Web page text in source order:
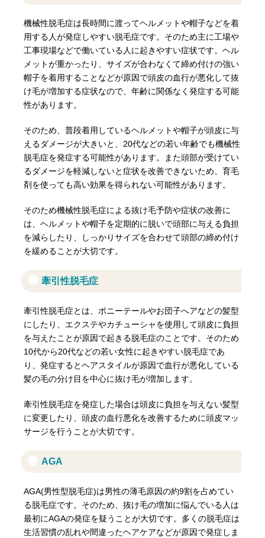
機械性脱毛症は長時間に渡ってヘルメットや帽子などを着
用する人が発症しやすい脱毛症です。そのため主に工場や
工事現場などで働いている人に起きやすい症状です。ヘル
メットが重かったり、サイズが合わなくて締め付けの強い
帽子を着用することなどが原因で頭皮の血行が悪化して抜
け毛が増加する症状なので、年齢に関係なく発症する可能
性があります。
そのため、普段着用しているヘルメットや帽子が頭皮に与
えるダメージが大きいと、20代などの若い年齢でも機械性
脱毛症を発症する可能性があります。また頭部が受けてい
るダメージを軽減しないと症状を改善できないため、育毛
剤を使っても高い効果を得られない可能性があります。
そのため機械性脱毛症による抜け毛予防や症状の改善に
は、ヘルメットや帽子を定期的に脱いで頭部に与える負担
を減らしたり、しっかりサイズを合わせて頭部の締め付け
を緩めることが大切です。
牽引性脱毛症
牽引性脱毛症とは、ポニーテールやお団子へアなどの髪型
にしたり、エクステやカチューシャを使用して頭皮に負担
を与えたことが原因で起きる脱毛症のことです。そのため
10代から20代などの若い女性に起きやすい脱毛症であ
り、発症するとヘアスタイルが原因で血行が悪化している
髪の毛の分け目を中心に抜け毛が増加します。
牽引性脱毛症を発症した場合は頭皮に負担を与えない髪型
に変更したり、頭皮の血行悪化を改善するために頭皮マッ
サージを行うことが大切です。
AGA
AGA(男性型脱毛症)は男性の薄毛原因の約9割を占めてい
る脱毛症です。そのため、抜け毛の増加に悩んでいる人は
最初にAGAの発症を疑うことが大切です。多くの脱毛症は
生活習慣の乱れや間違ったヘアケアなどが原因で発症しま